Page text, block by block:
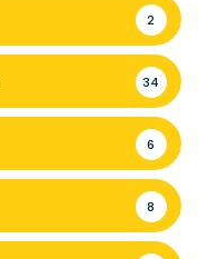
2
34
6
8